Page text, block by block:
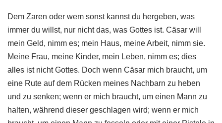
Dem Zaren oder wem sonst kannst du hergeben, was
immer du willst, nur nicht das, was Gottes ist. Cäsar will
mein Geld, nimm es; mein Haus, meine Arbeit, nimm sie.
Meine Frau, meine Kinder, mein Leben, nimm es; dies
alles ist nicht Gottes. Doch wenn Cäsar mich braucht, um
eine Rute auf dem Rücken meines Nachbarn zu heben
und zu senken; wenn er mich braucht, um einen Mann zu
halten, während dieser geschlagen wird; wenn er mich